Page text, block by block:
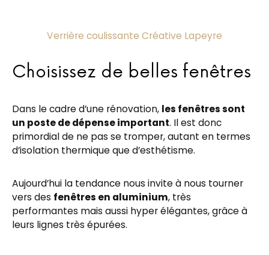
Verrière coulissante Créative Lapeyre
Choisissez de belles fenêtres
Dans le cadre d’une rénovation, les fenêtres sont
un poste de dépense important. Il est donc
primordial de ne pas se tromper, autant en termes
d’isolation thermique que d’esthétisme.
Aujourd’hui la tendance nous invite à nous tourner
vers des fenêtres en aluminium, très
performantes mais aussi hyper élégantes, grâce à
leurs lignes très épurées.